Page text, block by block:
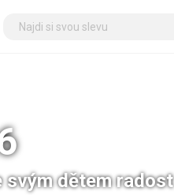
svým dětem radost